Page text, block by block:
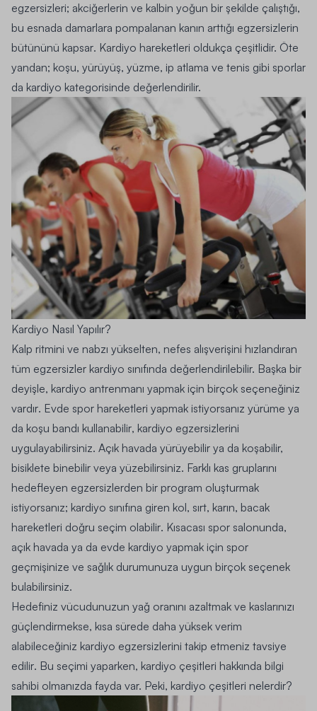
egzersizleri; akciğerlerin ve kalbin yoğun bir şekilde çalıştığı,
bu esnada damarlara pompalanan kanın arttığı egzersizlerin
bütününü kapsar. Kardiyo hareketleri oldukça çeşitlidir. Öte
yandan; koşu, yürüyüş, yüzme, ip atlama ve tenis gibi sporlar
da kardiyo kategorisinde değerlendirilir.
Kardiyo Nasıl Yapılır?
Kalp ritmini ve nabzı yükselten, nefes alışverişini hızlandıran
tüm egzersizler kardiyo sınıfında değerlendirilebilir. Başka bir
deyişle, kardiyo antrenmanı yapmak için birçok seçeneğiniz
vardır. Evde spor hareketleri yapmak istiyorsanız yürüme ya
da koşu bandı kullanabilir, kardiyo egzersizlerini
uygulayabilirsiniz. Açık havada yürüyebilir ya da koşabilir,
bisiklete binebilir veya yüzebilirsiniz. Farklı kas gruplarını
hedefleyen egzersizlerden bir program oluşturmak
istiyorsanız; kardiyo sınıfına giren kol, sırt, karın, bacak
hareketleri doğru seçim olabilir. Kısacası spor salonunda,
açık havada ya da evde kardiyo yapmak için spor
geçmişinize ve sağlık durumunuza uygun birçok seçenek
bulabilirsiniz.
Hedefiniz vücudunuzun yağ oranını azaltmak ve kaslarınızı
güçlendirmekse, kısa sürede daha yüksek verim
alabileceğiniz kardiyo egzersizlerini takip etmeniz tavsiye
edilir. Bu seçimi yaparken, kardiyo çeşitleri hakkında bilgi
sahibi olmanızda fayda var. Peki, kardiyo çeşitleri nelerdir?